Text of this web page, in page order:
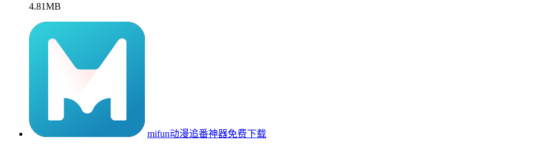
4.81MB
mifun动漫追番神器免费下载